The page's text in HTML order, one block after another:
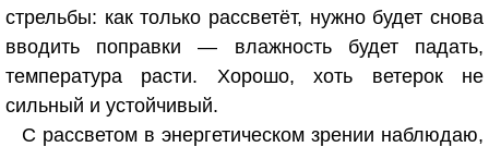
стрельбы: как только рассветёт, нужно будет снова
вводить поправки — влажность будет падать,
температура расти. Хорошо, хоть ветерок не
сильный и устойчивый.
С рассветом в энергетическом зрении наблюдаю,